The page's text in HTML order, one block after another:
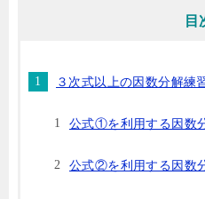
目
３次式以上の因数分解練
公式①を利用する因数
公式②を利用する因数